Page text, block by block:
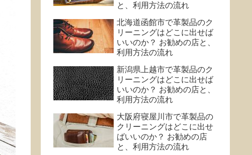
と、利用方法の流れ
北海道函館市で革製品のク
リーニングはどこに出せば
いいのか？ お勧めの店と、
利用方法の流れ
新潟県上越市で革製品のク
リーニングはどこに出せば
いいのか？ お勧めの店と、
利用方法の流れ
大阪府寝屋川市で革製品の
クリーニングはどこに出せ
ばいいのか？ お勧めの店
と、利用方法の流れ